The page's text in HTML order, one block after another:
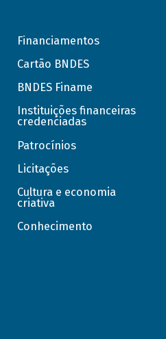
Financiamentos
Cartão BNDES
BNDES Finame
Instituições financeiras
credenciadas
Patrocínios
Licitações
Cultura e economia
criativa
Conhecimento